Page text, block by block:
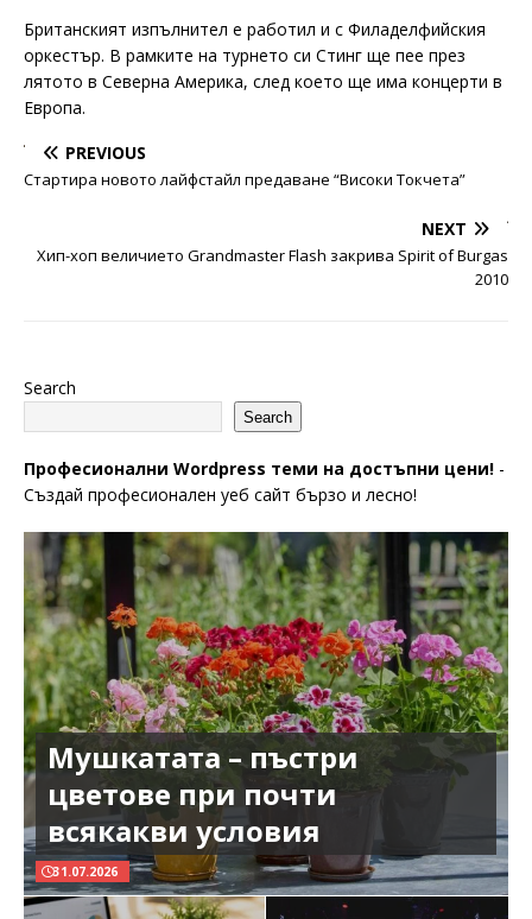
Британският изпълнител е работил и с Филаделфийския
оркестър. В рамките на турнето си Стинг ще пее през
лятото в Северна Америка, след което ще има концерти в
Европа.
PREVIOUS
Стартира новото лайфстайл предаване “Високи Токчета”
NEXT
Хип-хоп величието Grandmaster Flash закрива Spirit of Burgas
2010
Search
Search
Професионални Wordpress теми на достъпни цени! -
Създай професионален уеб сайт бързо и лесно!
Мушкатата – пъстри
цветове при почти
всякакви условия
31.07.2026